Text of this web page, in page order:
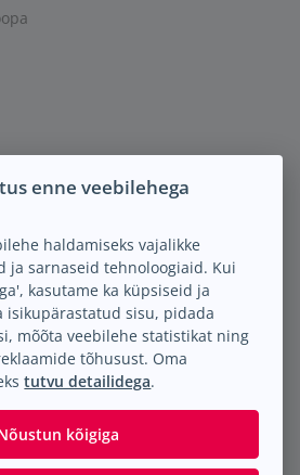
enne veebilehega
haldamiseks vajalikke
ja sarnaseid tehnoloogiaid. Kui
kasutame ka küpsiseid ja
isikupärastatud sisu, pidada
mõõta veebilehe statistikat ning
tõhusust. Oma
tutvu detailidega.
kõigiga